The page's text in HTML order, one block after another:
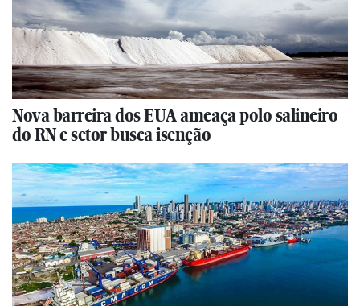
Nova barreira dos EUA ameaça polo salineiro
do RN e setor busca isenção